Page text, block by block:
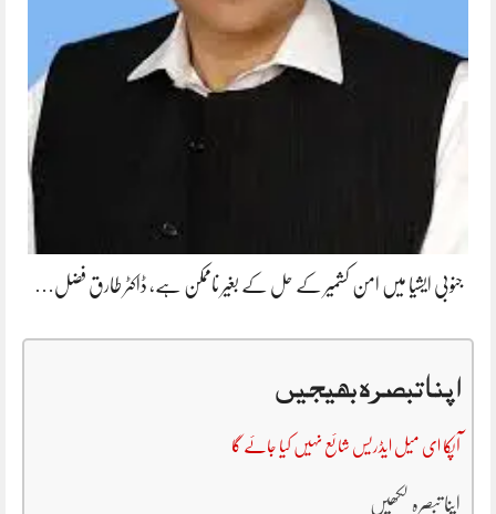
جنوبی ایشیا میں امن کشمیر کے حل کے بغیر ناممکن ہے، ڈاکٹر طارق فضل…
اپنا تبصرہ بھیجیں
آپکا ای میل ایڈریس شائع نہیں کیا جائے گا
اپنا تبصرہ لکھیں